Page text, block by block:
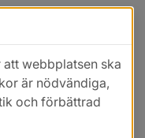
webbplatsen ska
är nödvändiga,
och förbättrad